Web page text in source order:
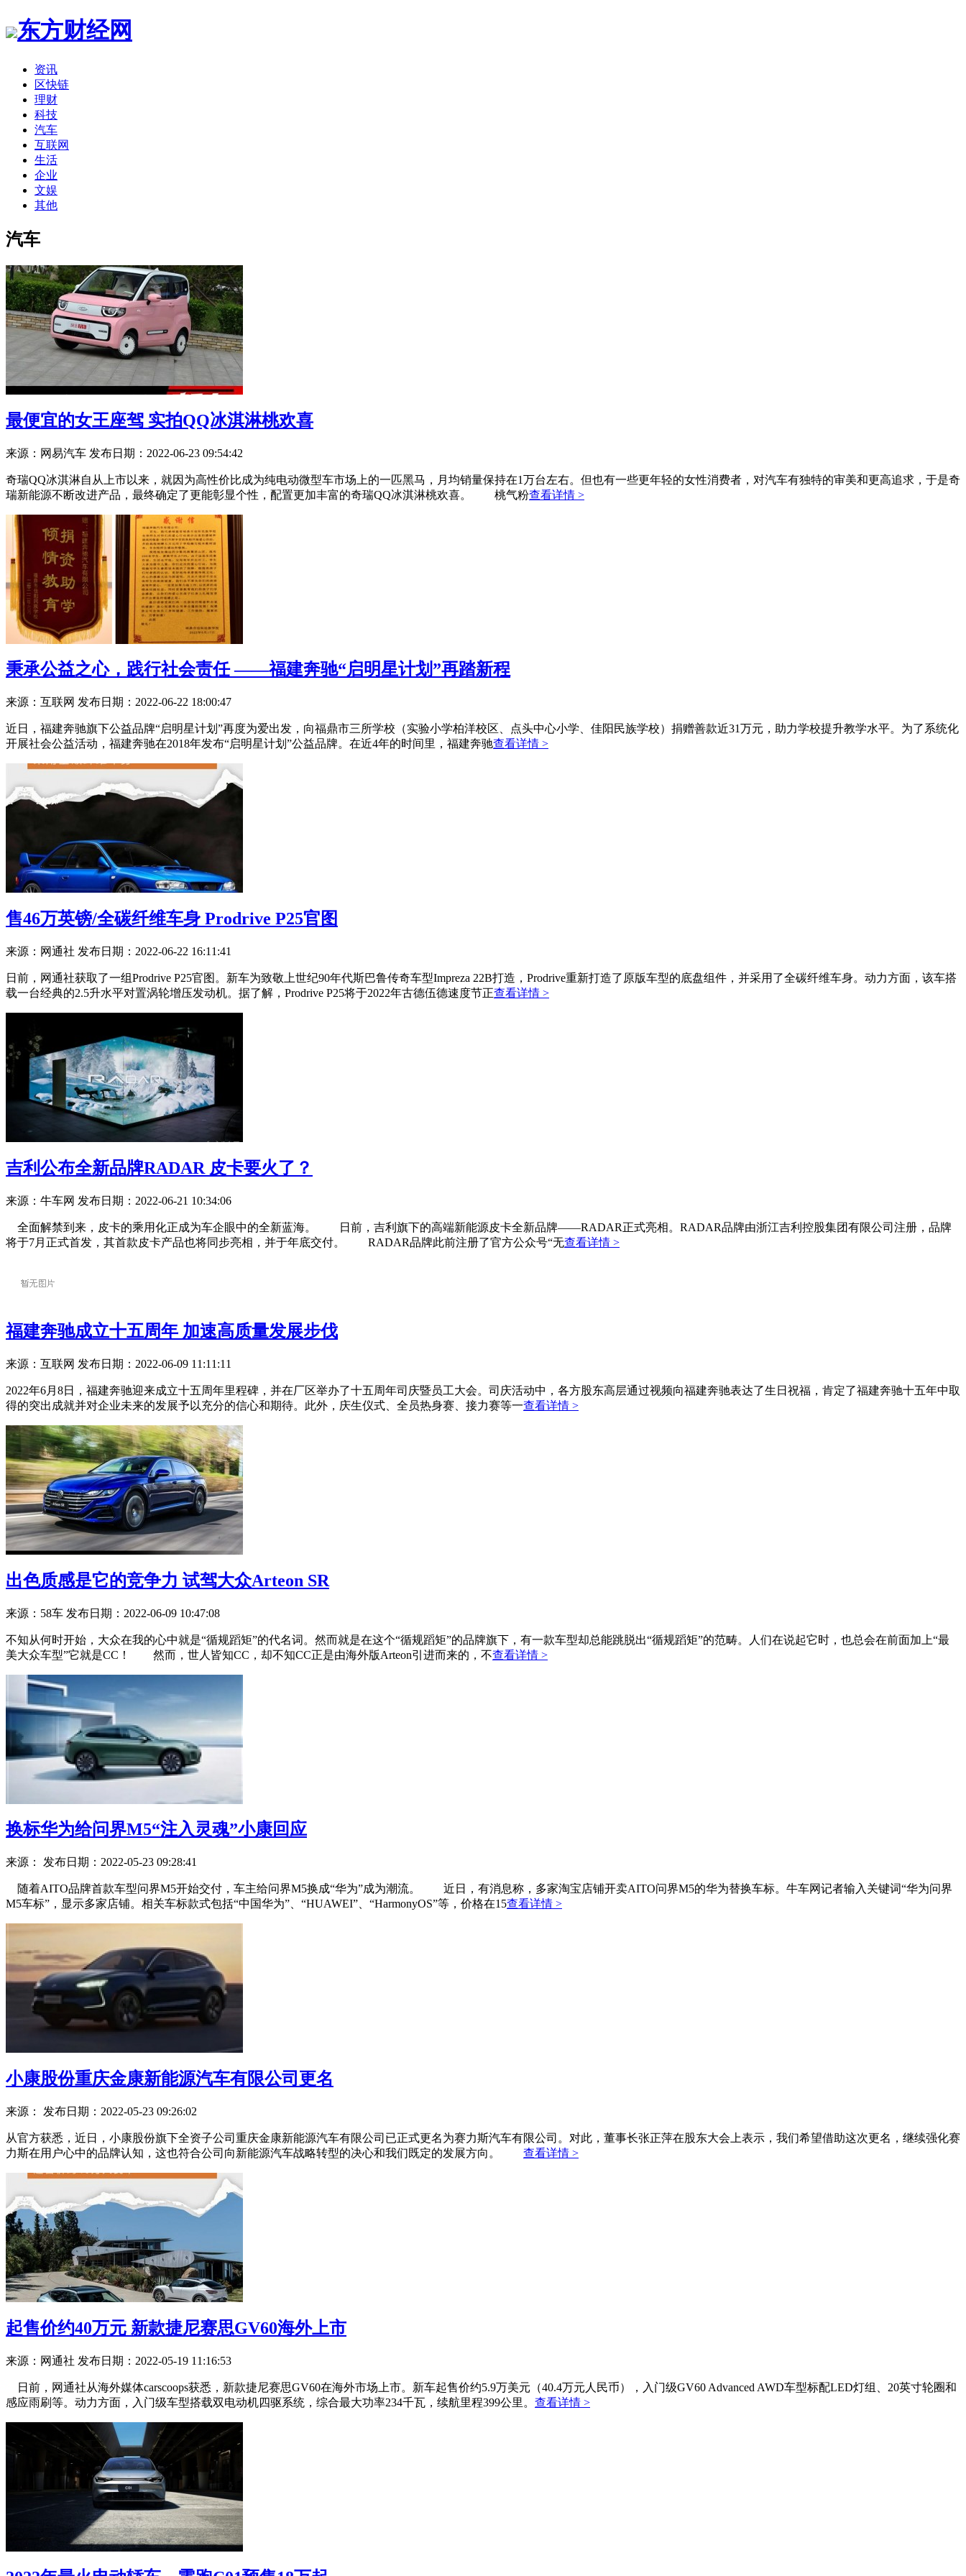
东方财经网
资讯
区快链
理财
科技
汽车
互联网
生活
企业
文娱
其他
汽车
最便宜的女王座驾 实拍QQ冰淇淋桃欢喜
来源：网易汽车 发布日期：2022-06-23 09:54:42
奇瑞QQ冰淇淋自从上市以来，就因为高性价比成为纯电动微型车市场上的一匹黑马，月均销量保持在1万台左右。但也有一些更年轻的女性消费者，对汽车有独特的审美和更高追求，于是奇
瑞新能源不断改进产品，最终确定了更能彰显个性，配置更加丰富的奇瑞QQ冰淇淋桃欢喜。 桃气粉查看详情 >
秉承公益之心，践行社会责任 ——福建奔驰“启明星计划”再踏新程
来源：互联网 发布日期：2022-06-22 18:00:47
近日，福建奔驰旗下公益品牌“启明星计划”再度为爱出发，向福鼎市三所学校（实验小学柏洋校区、点头中心小学、佳阳民族学校）捐赠善款近31万元，助力学校提升教学水平。为了系统化
开展社会公益活动，福建奔驰在2018年发布“启明星计划”公益品牌。在近4年的时间里，福建奔驰查看详情 >
售46万英镑/全碳纤维车身 Prodrive P25官图
来源：网通社 发布日期：2022-06-22 16:11:41
日前，网通社获取了一组Prodrive P25官图。新车为致敬上世纪90年代斯巴鲁传奇车型Impreza 22B打造，Prodrive重新打造了原版车型的底盘组件，并采用了全碳纤维车身。动力方面，该车搭
载一台经典的2.5升水平对置涡轮增压发动机。据了解，Prodrive P25将于2022年古德伍德速度节正查看详情 >
吉利公布全新品牌RADAR 皮卡要火了？
来源：牛车网 发布日期：2022-06-21 10:34:06
全面解禁到来，皮卡的乘用化正成为车企眼中的全新蓝海。 日前，吉利旗下的高端新能源皮卡全新品牌——RADAR正式亮相。RADAR品牌由浙江吉利控股集团有限公司注册，品牌
将于7月正式首发，其首款皮卡产品也将同步亮相，并于年底交付。 RADAR品牌此前注册了官方公众号“无查看详情 >
福建奔驰成立十五周年 加速高质量发展步伐
来源：互联网 发布日期：2022-06-09 11:11:11
2022年6月8日，福建奔驰迎来成立十五周年里程碑，并在厂区举办了十五周年司庆暨员工大会。司庆活动中，各方股东高层通过视频向福建奔驰表达了生日祝福，肯定了福建奔驰十五年中取
得的突出成就并对企业未来的发展予以充分的信心和期待。此外，庆生仪式、全员热身赛、接力赛等一查看详情 >
出色质感是它的竞争力 试驾大众Arteon SR
来源：58车 发布日期：2022-06-09 10:47:08
不知从何时开始，大众在我的心中就是“循规蹈矩”的代名词。然而就是在这个“循规蹈矩”的品牌旗下，有一款车型却总能跳脱出“循规蹈矩”的范畴。人们在说起它时，也总会在前面加上“最
美大众车型”它就是CC！ 然而，世人皆知CC，却不知CC正是由海外版Arteon引进而来的，不查看详情 >
换标华为给问界M5“注入灵魂”小康回应
来源： 发布日期：2022-05-23 09:28:41
随着AITO品牌首款车型问界M5开始交付，车主给问界M5换成“华为”成为潮流。 近日，有消息称，多家淘宝店铺开卖AITO问界M5的华为替换车标。牛车网记者输入关键词“华为问界
M5车标”，显示多家店铺。相关车标款式包括“中国华为”、“HUAWEI”、“HarmonyOS”等，价格在15查看详情 >
小康股份重庆金康新能源汽车有限公司更名
来源： 发布日期：2022-05-23 09:26:02
从官方获悉，近日，小康股份旗下全资子公司重庆金康新能源汽车有限公司已正式更名为赛力斯汽车有限公司。对此，董事长张正萍在股东大会上表示，我们希望借助这次更名，继续强化赛
力斯在用户心中的品牌认知，这也符合公司向新能源汽车战略转型的决心和我们既定的发展方向。 查看详情 >
起售价约40万元 新款捷尼赛思GV60海外上市
来源：网通社 发布日期：2022-05-19 11:16:53
日前，网通社从海外媒体carscoops获悉，新款捷尼赛思GV60在海外市场上市。新车起售价约5.9万美元（40.4万元人民币），入门级GV60 Advanced AWD车型标配LED灯组、20英寸轮圈和
感应雨刷等。动力方面，入门级车型搭载双电动机四驱系统，综合最大功率234千瓦，续航里程399公里。 查看详情 >